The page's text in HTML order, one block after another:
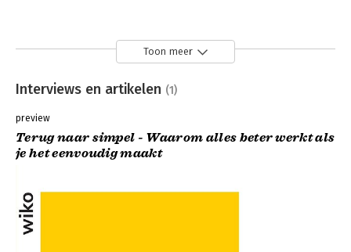
Toon meer
Interviews en artikelen (1)
preview
Terug naar simpel - Waarom alles beter werkt als
je het eenvoudig maakt